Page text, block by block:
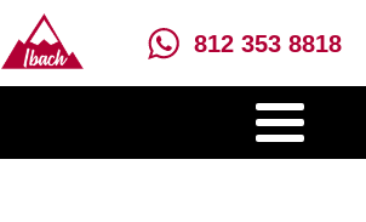
812 353 8818